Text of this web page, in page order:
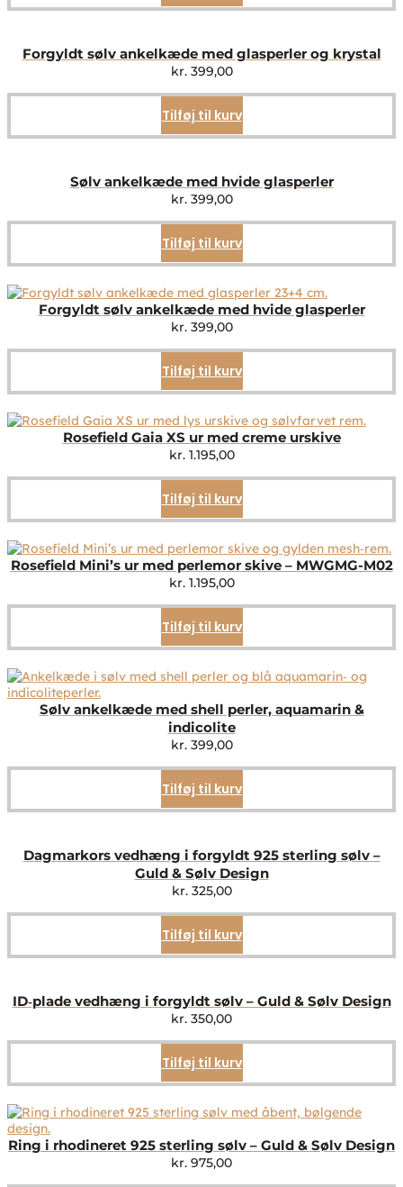
Forgyldt sølv ankelkæde med glasperler og krystal
kr.399,00
Tilføj til kurv
Sølv ankelkæde med hvide glasperler
kr.399,00
Tilføj til kurv
Forgyldt sølv ankelkæde med hvide glasperler
kr.399,00
Tilføj til kurv
Rosefield Gaia XS ur med creme urskive
kr.1.195,00
Tilføj til kurv
Rosefield Mini’s ur med perlemor skive – MWGMG-M02
kr.1.195,00
Tilføj til kurv
Sølv ankelkæde med shell perler, aquamarin &
indicolite
kr.399,00
Tilføj til kurv
Dagmarkors vedhæng i forgyldt 925 sterling sølv –
Guld & Sølv Design
kr.325,00
Tilføj til kurv
ID‑plade vedhæng i forgyldt sølv – Guld & Sølv Design
kr. 350,00
Tilføj til kurv
Ring i rhodineret 925 sterling sølv – Guld & Sølv Design
kr. 975,00